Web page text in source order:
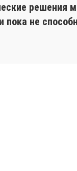
решения
пока не